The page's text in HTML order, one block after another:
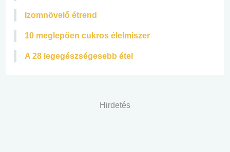
Izomnövelő étrend
10 meglepően cukros élelmiszer
A 28 legegészségesebb étel
Hirdetés